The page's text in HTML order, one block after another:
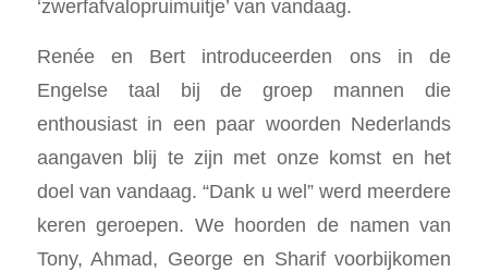
‘zwerfafvalopruimuitje’ van vandaag.
Renée en Bert introduceerden ons in de
Engelse taal bij de groep mannen die
enthousiast in een paar woorden Nederlands
aangaven blij te zijn met onze komst en het
doel van vandaag. “Dank u wel” werd meerdere
keren geroepen. We hoorden de namen van
Tony, Ahmad, George en Sharif voorbijkomen